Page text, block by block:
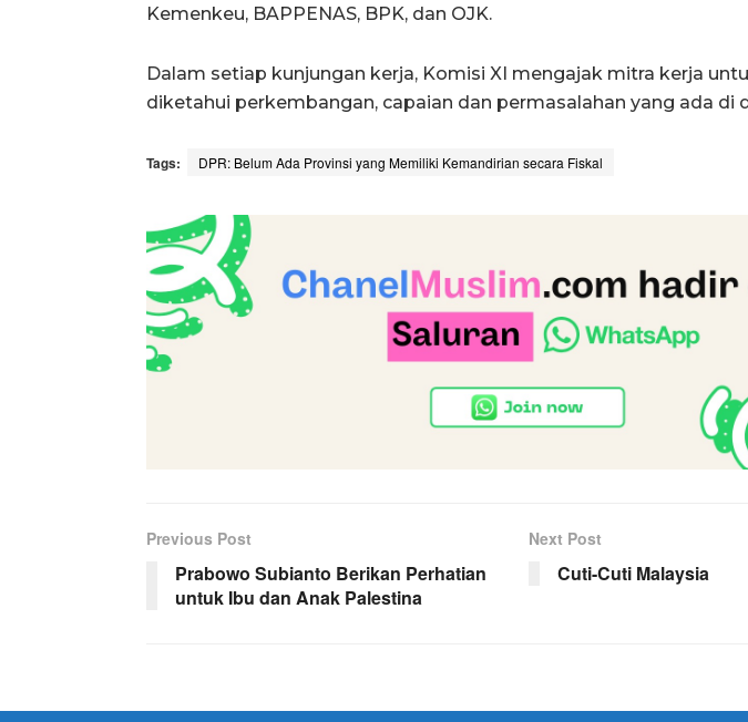
Kemenkeu, BAPPENAS, BPK, dan OJK.
Dalam setiap kunjungan kerja, Komisi XI mengajak mitra kerja
diketahui perkembangan, capaian dan permasalahan yang ada di
Tags: DPR: Belum Ada Provinsi yang Memiliki Kemandirian secara Fiskal
Previous Post
Prabowo Subianto Berikan Perhatian
untuk Ibu dan Anak Palestina
Next Post
Cuti-Cuti Malaysia